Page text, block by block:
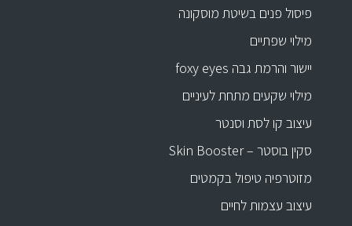
פיסול פנים בשיטת מוסקונה
מילוי שפתיים
יישור והרמת גבה foxy eyes
מילוי שקעים מתחת לעיניים
עיצוב קו לסת וסנטר
סקין בוסטר – Skin Booster
מזוטרפיה טיפול בקמטים
עיצוב עצמות לחיים